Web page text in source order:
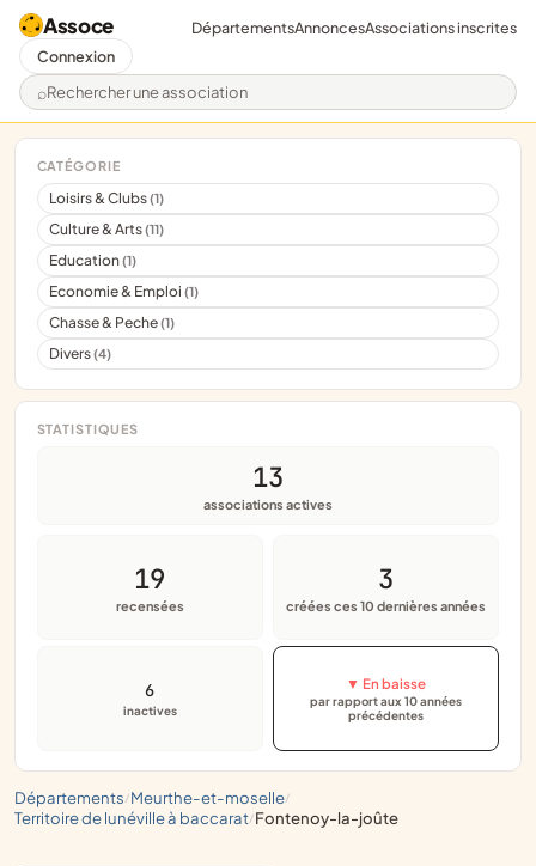
Assoce
Rechercher une association
DépartementsAnnoncesAssociations inscrites
Connexion
départements/ meurthe-et-moselle/
territoire de lunéville à baccarat/ fontenoy-la-joûte
CATÉGORIE
Loisirs & Clubs(1)
Culture & Arts(11)
Education(1)
Economie & Emploi(1)
Chasse & Peche(1)
Divers(4)
STATISTIQUES
13
associations actives
19
recensées
3
créées ces 10 dernières années
6
inactives
▼ En baisse
par rapport aux 10 années
précédentes